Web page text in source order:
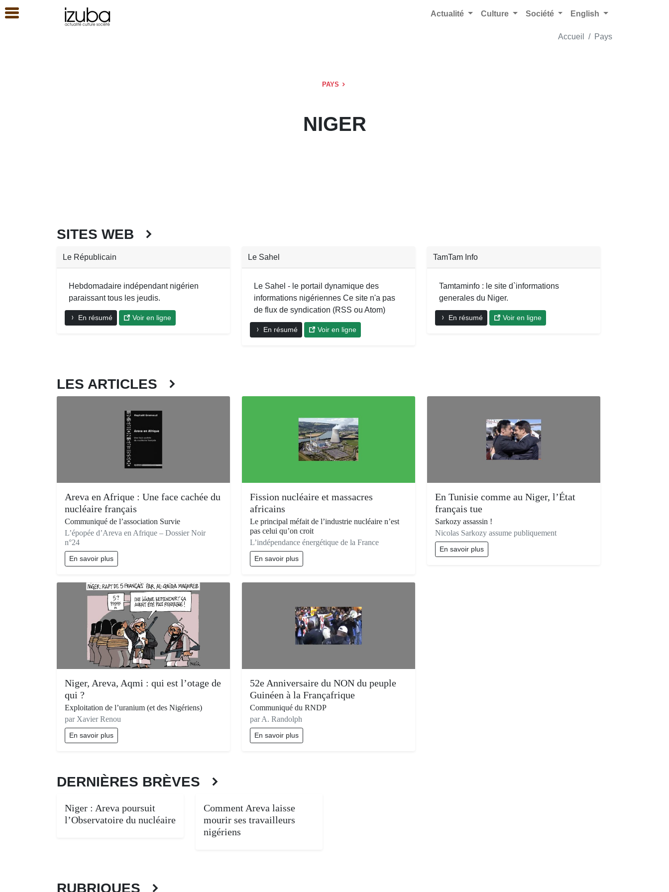
Actualité Culture Société English
Accueil Pays
PAYS
NIGER
SITES WEB
Le Républicain
Hebdomadaire indépendant nigérien
paraissant tous les jeudis.
En résumé Voir en ligne
Le Sahel
Le Sahel - le portail dynamique des
informations nigériennes Ce site n'a pas
de flux de syndication (RSS ou Atom)
En résumé Voir en ligne
TamTam Info
Tamtaminfo : le site d`informations
generales du Niger.
En résumé Voir en ligne
LES ARTICLES
Areva en Afrique : Une face cachée du
nucléaire français
Communiqué de l’association Survie
L’épopée d’Areva en Afrique – Dossier Noir
n°24
En savoir plus
Fission nucléaire et massacres
africains
Le principal méfait de l’industrie nucléaire n’est
pas celui qu’on croit
L’indépendance énergétique de la France
En savoir plus
En Tunisie comme au Niger, l’État
français tue
Sarkozy assassin !
Nicolas Sarkozy assume publiquement
En savoir plus
Niger, Areva, Aqmi : qui est l’otage de
qui ?
Exploitation de l’uranium (et des Nigériens)
par Xavier Renou
En savoir plus
52e Anniversaire du NON du peuple
Guinéen à la Françafrique
Communiqué du RNDP
par A. Randolph
En savoir plus
DERNIÈRES BRÈVES
Niger : Areva poursuit
l’Observatoire du nucléaire
Comment Areva laisse
mourir ses travailleurs
nigériens
RUBRIQUES